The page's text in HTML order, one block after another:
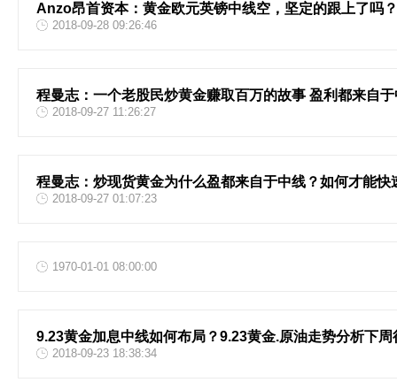
Anzo昂首资本：黄金欧元英镑中线空，坚定的跟上了吗？
2018-09-28 09:26:46
程曼志：一个老股民炒黄金赚取百万的故事 盈利都来自
2018-09-27 11:26:27
程曼志：炒现货黄金为什么盈都来自于中线？如何才能快
2018-09-27 01:07:23
1970-01-01 08:00:00
9.23黄金加息中线如何布局？9.23黄金.原油走势分析下周
2018-09-23 18:38:34